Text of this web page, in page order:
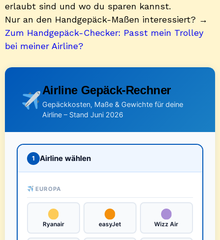
erlaubt sind und wo du sparen kannst.
Nur an den Handgepäck-Maßen interessiert? →
Zum Handgepäck-Checker: Passt mein Trolley
bei meiner Airline?
Airline Gepäck-Rechner
Gepäckkosten, Maße & Gewichte für deine
Airline – Stand Juni 2026
1 Airline wählen
EUROPA
Ryanair easyJet Wizz Air